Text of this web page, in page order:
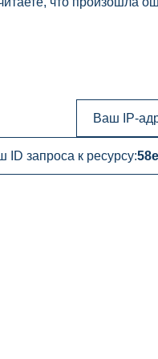
Ваш IP-
ID запроса к ресурсу: